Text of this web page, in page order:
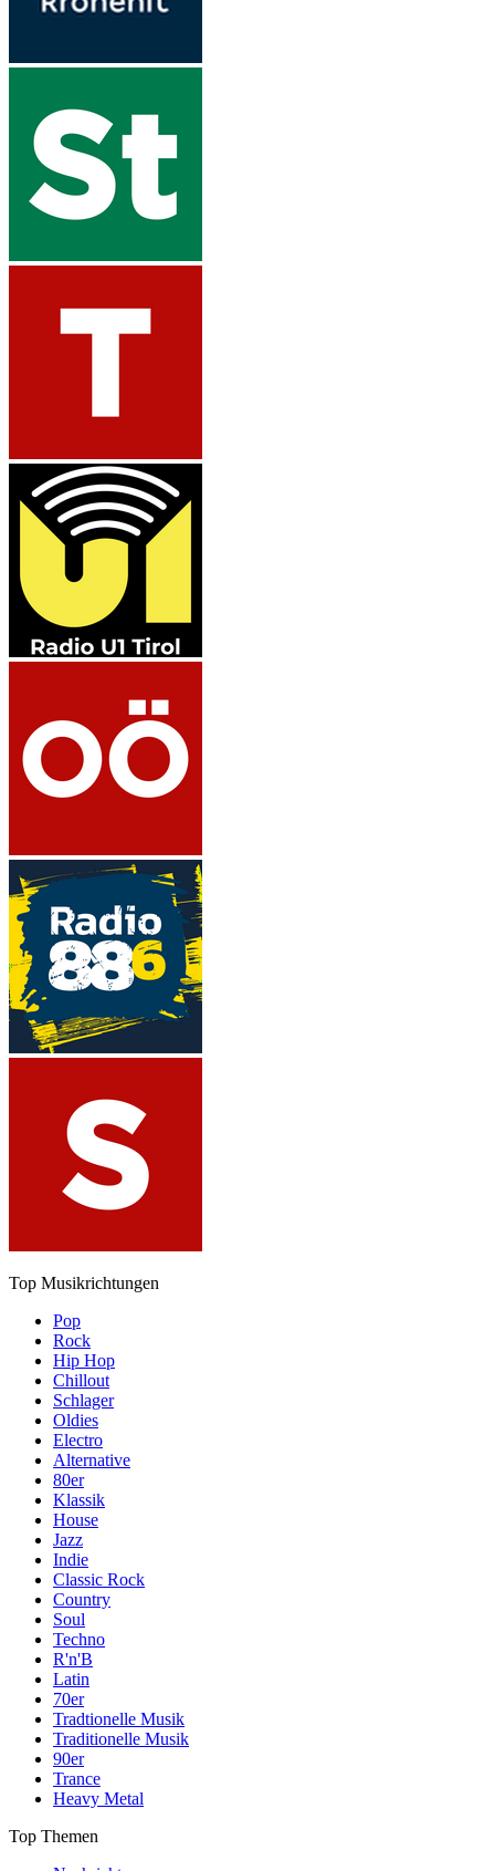
Top Musikrichtungen
Pop
Rock
Hip Hop
Chillout
Schlager
Oldies
Electro
Alternative
80er
Klassik
House
Jazz
Indie
Classic Rock
Country
Soul
Techno
R'n'B
Latin
70er
Tradtionelle Musik
Traditionelle Musik
90er
Trance
Heavy Metal
Top Themen